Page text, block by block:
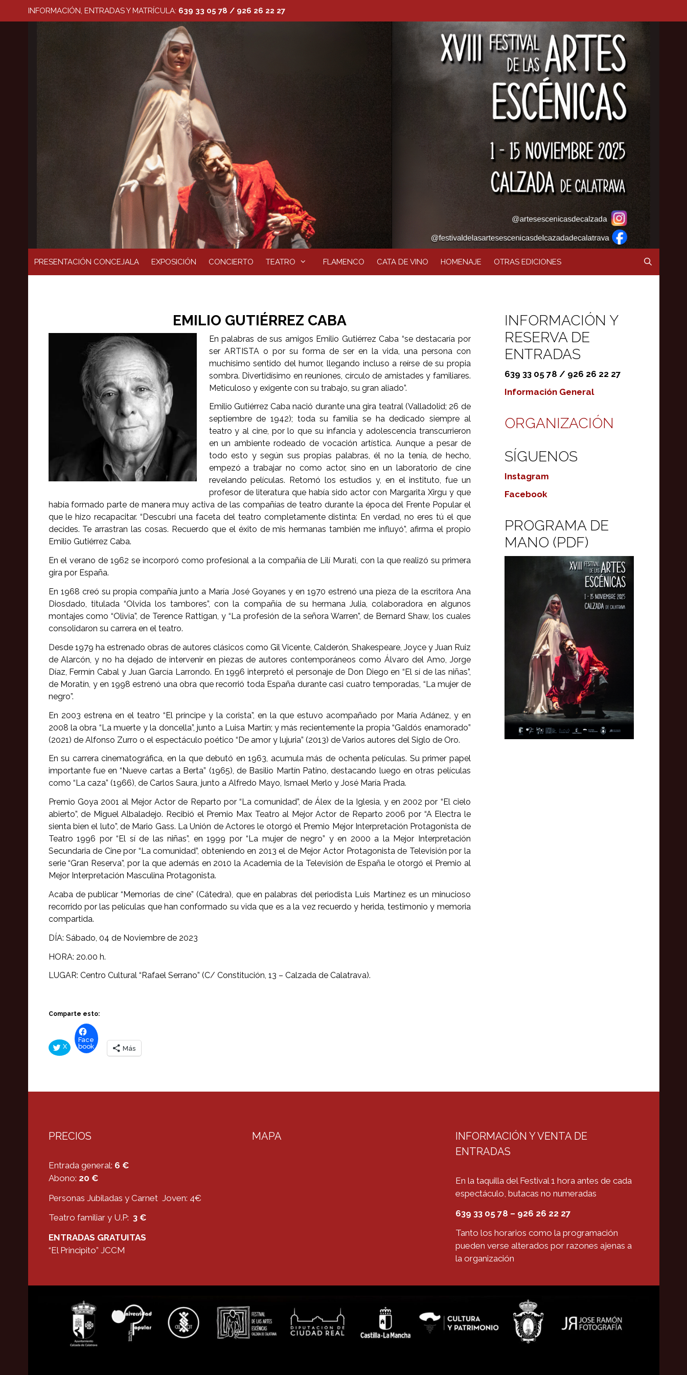
INFORMACIÓN, ENTRADAS Y MATRÍCULA: 639 33 05 78 / 926 26 22 27
PRESENTACIÓN CONCEJALA EXPOSICIÓN CONCIERTO TEATRO FLAMENCO CATA DE VINO HOMENAJE OTRAS EDICIONES
EMILIO GUTIÉRREZ CABA
En palabras de sus amigos Emilio Gutiérrez Caba “se destacaría por
ser ARTISTA o por su forma de ser en la vida, una persona con
muchísimo sentido del humor, llegando incluso a reírse de su propia
sombra. Divertidísimo en reuniones, círculo de amistades y familiares.
Meticuloso y exigente con su trabajo, su gran aliado”.
Emilio Gutiérrez Caba nació durante una gira teatral (Valladolid; 26 de
septiembre de 1942); toda su familia se ha dedicado siempre al
teatro y al cine, por lo que su infancia y adolescencia transcurrieron
en un ambiente rodeado de vocación artística. Aunque a pesar de
todo esto y según sus propias palabras, él no la tenía, de hecho,
empezó a trabajar no como actor, sino en un laboratorio de cine
revelando películas. Retomó los estudios y, en el instituto, fue un
profesor de literatura que había sido actor con Margarita Xirgu y que
había formado parte de manera muy activa de las compañías de teatro durante la época del Frente Popular el
que le hizo recapacitar. “Descubrí una faceta del teatro completamente distinta: En verdad, no eres tú el que
decides. Te arrastran las cosas. Recuerdo que el éxito de mis hermanas también me influyó”, afirma el propio
Emilio Gutiérrez Caba.
En el verano de 1962 se incorporó como profesional a la compañía de Lilí Murati, con la que realizó su primera
gira por España.
En 1968 creó su propia compañía junto a María José Goyanes y en 1970 estrenó una pieza de la escritora Ana
Diosdado, titulada “Olvida los tambores”, con la compañía de su hermana Julia, colaboradora en algunos
montajes como “Olivia”, de Terence Rattigan, y “La profesión de la señora Warren”, de Bernard Shaw, los cuales
consolidaron su carrera en el teatro.
Desde 1979 ha estrenado obras de autores clásicos como Gil Vicente, Calderón, Shakespeare, Joyce y Juan Ruiz
de Alarcón, y no ha dejado de intervenir en piezas de autores contemporáneos como Álvaro del Amo, Jorge
Díaz, Fermín Cabal y Juan García Larrondo. En 1996 interpretó el personaje de Don Diego en “El sí de las niñas”,
de Moratín, y en 1998 estrenó una obra que recorrió toda España durante casi cuatro temporadas, “La mujer de
negro”.
En 2003 estrena en el teatro “El príncipe y la corista”, en la que estuvo acompañado por María Adánez, y en
2008 la obra “La muerte y la doncella”, junto a Luisa Martín; y más recientemente la propia “Galdós enamorado”
(2021) de Alfonso Zurro o el espectáculo poético “De amor y lujuria” (2013) de Varios autores del Siglo de Oro.
En su carrera cinematográfica, en la que debutó en 1963, acumula más de ochenta películas. Su primer papel
importante fue en “Nueve cartas a Berta” (1965), de Basilio Martín Patino, destacando luego en otras películas
como “La caza” (1966), de Carlos Saura, junto a Alfredo Mayo, Ismael Merlo y José María Prada.
Premio Goya 2001 al Mejor Actor de Reparto por “La comunidad”, de Álex de la Iglesia, y en 2002 por “El cielo
abierto”, de Miguel Albaladejo. Recibió el Premio Max Teatro al Mejor Actor de Reparto 2006 por “A Electra le
sienta bien el luto”, de Mario Gass. La Unión de Actores le otorgó el Premio Mejor Interpretación Protagonista de
Teatro 1996 por “El sí de las niñas”, en 1999 por “La mujer de negro” y en 2000 a la Mejor Interpretación
Secundaria de Cine por “La comunidad”, obteniendo en 2013 el de Mejor Actor Protagonista de Televisión por la
serie “Gran Reserva”, por la que además en 2010 la Academia de la Televisión de España le otorgó el Premio al
Mejor Interpretación Masculina Protagonista.
Acaba de publicar “Memorias de cine” (Cátedra), que en palabras del periodista Luis Martínez es un minucioso
recorrido por las películas que han conformado su vida que es a la vez recuerdo y herida, testimonio y memoria
compartida.
DÍA: Sábado, 04 de Noviembre de 2023
HORA: 20.00 h.
LUGAR: Centro Cultural “Rafael Serrano” (C/ Constitución, 13 – Calzada de Calatrava).
Comparte esto:
X
Face
book
Más
INFORMACIÓN Y
RESERVA DE
ENTRADAS
639 33 05 78 / 926 26 22 27
Información General
ORGANIZACIÓN
SÍGUENOS
Instagram
Facebook
PROGRAMA DE
MANO (PDF)
PRECIOS
Entrada general: 6 €
Abono: 20 €
Personas Jubiladas y Carnet Joven: 4€
Teatro familiar y U.P: 3 €
ENTRADAS GRATUITAS
“El Principito” JCCM
MAPA
INFORMACIÓN Y VENTA DE
ENTRADAS
En la taquilla del Festival 1 hora antes de cada
espectáculo, butacas no numeradas
639 33 05 78 – 926 26 22 27
Tanto los horarios como la programación
pueden verse alterados por razones ajenas a
la organización